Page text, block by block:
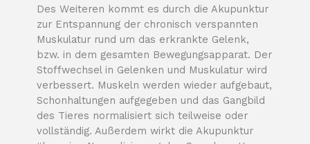
Des Weiteren kommt es durch die Akupunktur
zur Entspannung der chronisch verspannten
Muskulatur rund um das erkrankte Gelenk,
bzw. in dem gesamten Bewegungsapparat. Der
Stoffwechsel in Gelenken und Muskulatur wird
verbessert. Muskeln werden wieder aufgebaut,
Schonhaltungen aufgegeben und das Gangbild
des Tieres normalisiert sich teilweise oder
vollständig. Außerdem wirkt die Akupunktur